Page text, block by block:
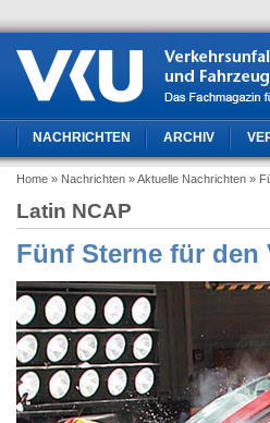
NACHRICHTEN ARCHIV
Home » Nachrichten » Aktuelle Nachrichten »
Latin NCAP
Fünf Sterne für den